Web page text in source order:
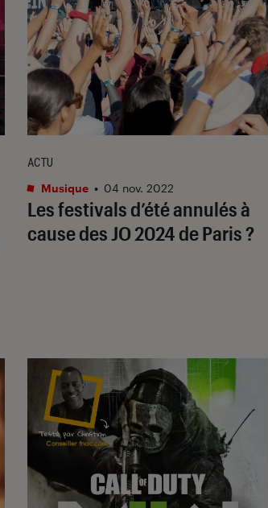
Les festivals d’été annulés à
cause des JO 2024 de Paris ?
ACTU
Musique • 04 nov. 2022